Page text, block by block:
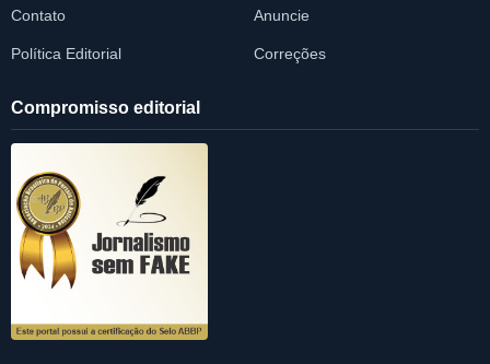
Contato Anuncie
Política Editorial Correções
Compromisso editorial